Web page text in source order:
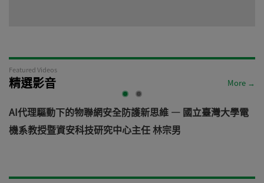
Featured Videos
精選影音 More →
AI代理驅動下的物聯網安全防護新思維 — 國立臺灣大學電
機系教授暨資安科技研究中心主任 林宗男